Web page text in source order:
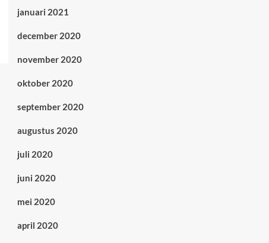
januari 2021
december 2020
november 2020
oktober 2020
september 2020
augustus 2020
juli 2020
juni 2020
mei 2020
april 2020